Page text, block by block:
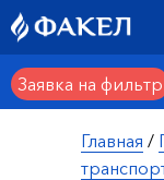
Заявка на фильтр
Главная /